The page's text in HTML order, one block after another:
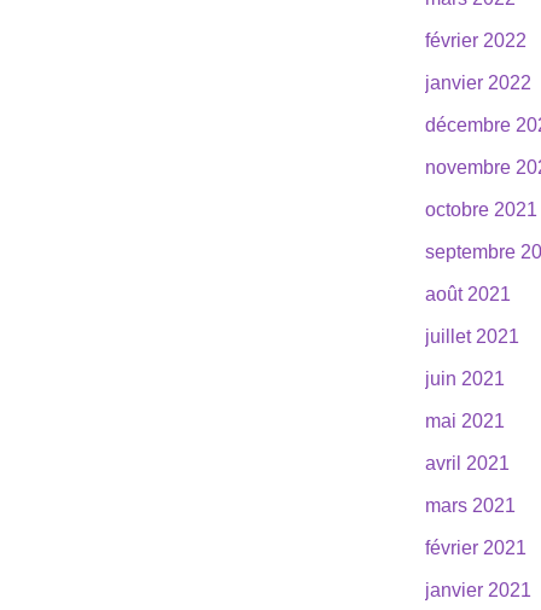
février 2022
janvier 2022
décembre
novembre
octobre 2021
septembre
août 2021
juillet 2021
juin 2021
mai 2021
avril 2021
mars 2021
février 2021
janvier 2021